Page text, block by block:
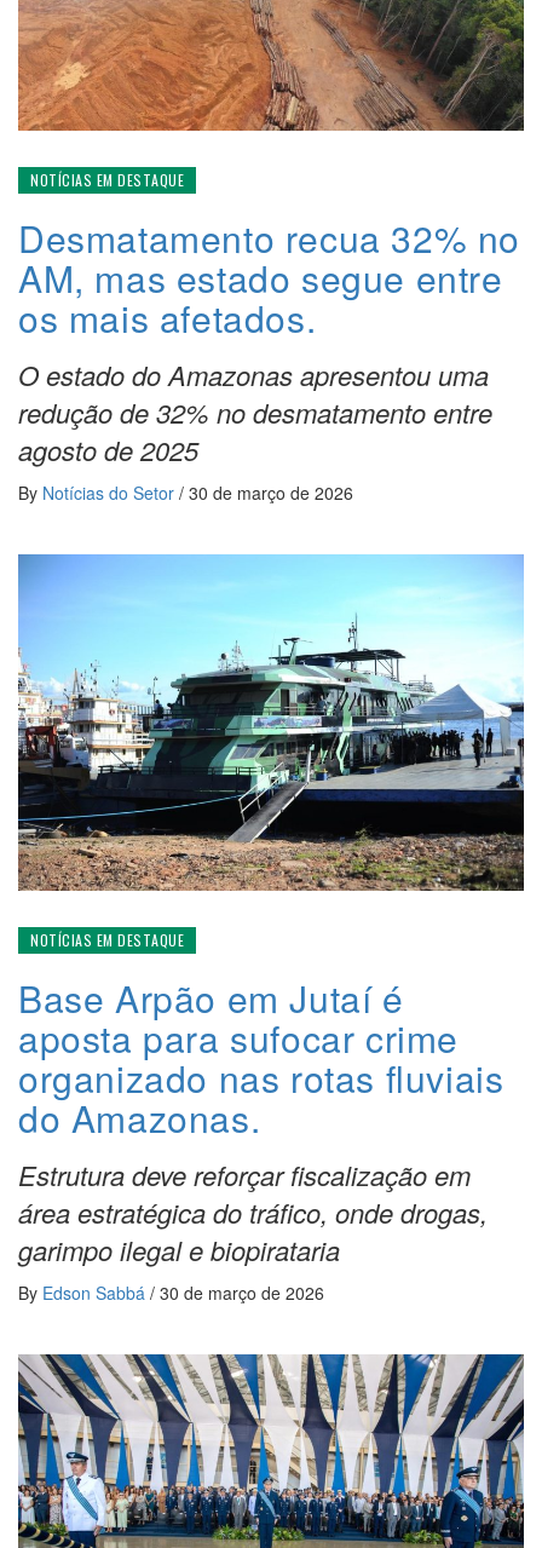
NOTÍCIAS EM DESTAQUE
Desmatamento recua 32% no
AM, mas estado segue entre
os mais afetados.
O estado do Amazonas apresentou uma
redução de 32% no desmatamento entre
agosto de 2025
By Notícias do Setor / 30 de março de 2026
NOTÍCIAS EM DESTAQUE
Base Arpão em Jutaí é
aposta para sufocar crime
organizado nas rotas fluviais
do Amazonas.
Estrutura deve reforçar fiscalização em
área estratégica do tráfico, onde drogas,
garimpo ilegal e biopirataria
By Edson Sabbá / 30 de março de 2026